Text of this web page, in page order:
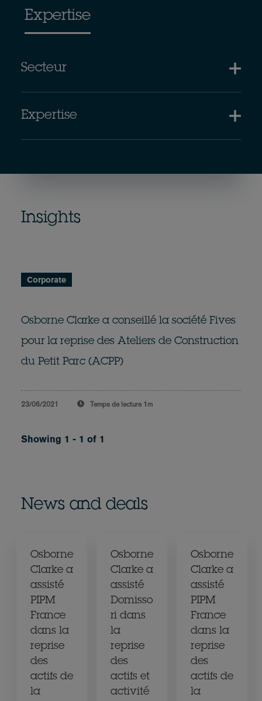
Expertise
Secteur
Expertise
Insights
Corporate
Osborne Clarke a conseillé la société Fives
pour la reprise des Ateliers de Construction
du Petit Parc (ACPP)
23/06/2021 Temps de lecture 1m
Showing 1 - 1 of 1
News and deals
Osborne
Clarke a
assisté
PIPM
France
dans la
reprise
des
actifs de
la
Osborne
Clarke a
assisté
Domisso
ri dans
la
reprise
des
actifs et
activité
Osborne
Clarke a
assisté
PIPM
France
dans la
reprise
des
actifs de
la